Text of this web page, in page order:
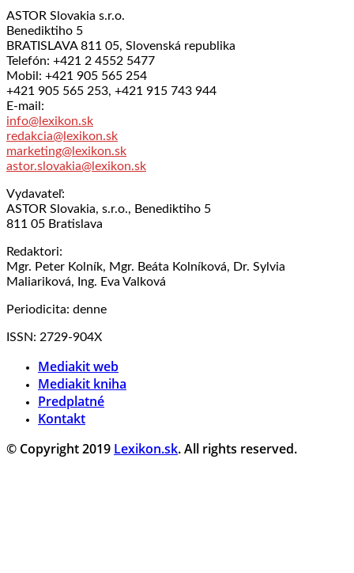
ASTOR Slovakia s.r.o.
Benediktiho 5
BRATISLAVA 811 05, Slovenská republika
Telefón: +421 2 4552 5477
Mobil: +421 905 565 254
+421 905 565 253, +421 915 743 944
E-mail:
info@lexikon.sk
redakcia@lexikon.sk
marketing@lexikon.sk
astor.slovakia@lexikon.sk
Vydavateľ:
ASTOR Slovakia, s.r.o., Benediktiho 5
811 05 Bratislava
Redaktori:
Mgr. Peter Kolník, Mgr. Beáta Kolníková, Dr. Sylvia
Maliariková, Ing. Eva Valková
Periodicita: denne
ISSN: 2729-904X
Mediakit web
Mediakit kniha
Predplatné
Kontakt
© Copyright 2019 Lexikon.sk. All rights reserved.